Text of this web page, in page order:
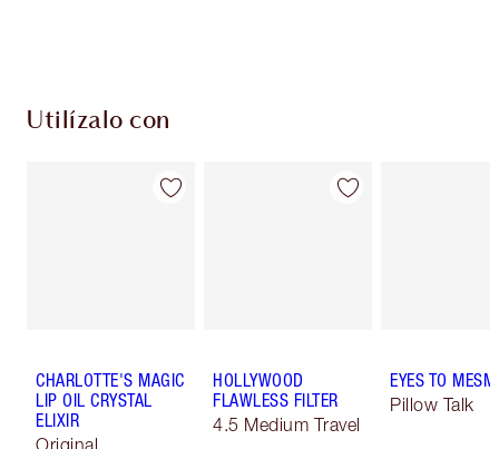
Utilízalo con
CHARLOTTE'S MAGIC
LIP OIL CRYSTAL
ELIXIR
Original
HOLLYWOOD
FLAWLESS FILTER
4.5 Medium Travel
EYES TO
Pillow Talk